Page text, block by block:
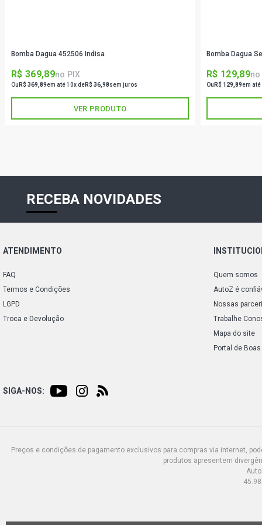
Bomba Dagua 452506 Indisa
R$ 369,89no PIX
Ou R$ 369,89em até 10x deR$ 36,98sem juros
VER PRODUTO
Bomba Dagua
R$ 129,89no
Ou R$ 129,89em até
RECEBA NOVIDADES
ATENDIMENTO
FAQ
Termos e Condições
LGPD
Troca e Devolução
Quem somos
AutoZ é
Nossas
Trabalhe
Mapa do site
Portal de
SIGA-NOS:
Preços e condições de pagamento exclusivos para compras via internet,
produtos apresentem